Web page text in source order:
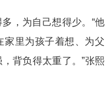
，为自己想得少。“他
家里为孩子着想、为父
背负得太重了。”张熙